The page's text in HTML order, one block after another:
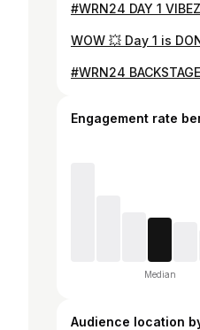
Engagement rate
Median
Audience location